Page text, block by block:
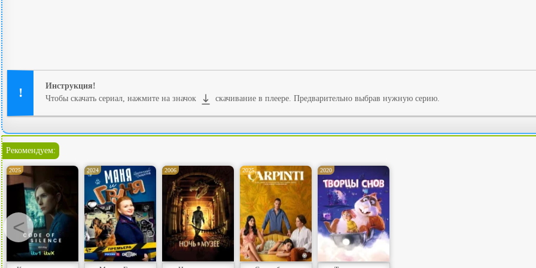
Инструкция!
Чтобы скачать сериал, нажмите на значок
скачивание в плеере. Предварительно выбрав нужную серию.
Рекомендуем:
2025 2024 2006 2025 2020
<